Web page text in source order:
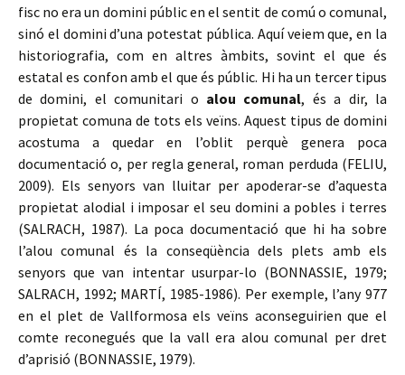
fisc no era un domini públic en el sentit de comú o comunal,
sinó el domini d’una potestat pública. Aquí veiem que, en la
historiografia, com en altres àmbits, sovint el que és
estatal es confon amb el que és públic. Hi ha un tercer tipus
de domini, el comunitari o alou comunal, és a dir, la
propietat comuna de tots els veïns. Aquest tipus de domini
acostuma a quedar en l’oblit perquè genera poca
documentació o, per regla general, roman perduda (FELIU,
2009). Els senyors van lluitar per apoderar-se d’aquesta
propietat alodial i imposar el seu domini a pobles i terres
(SALRACH, 1987). La poca documentació que hi ha sobre
l’alou comunal és la conseqüència dels plets amb els
senyors que van intentar usurpar-lo (BONNASSIE, 1979;
SALRACH, 1992; MARTÍ, 1985-1986). Per exemple, l’any 977
en el plet de Vallformosa els veïns aconseguirien que el
comte reconegués que la vall era alou comunal per dret
d’aprisió (BONNASSIE, 1979).